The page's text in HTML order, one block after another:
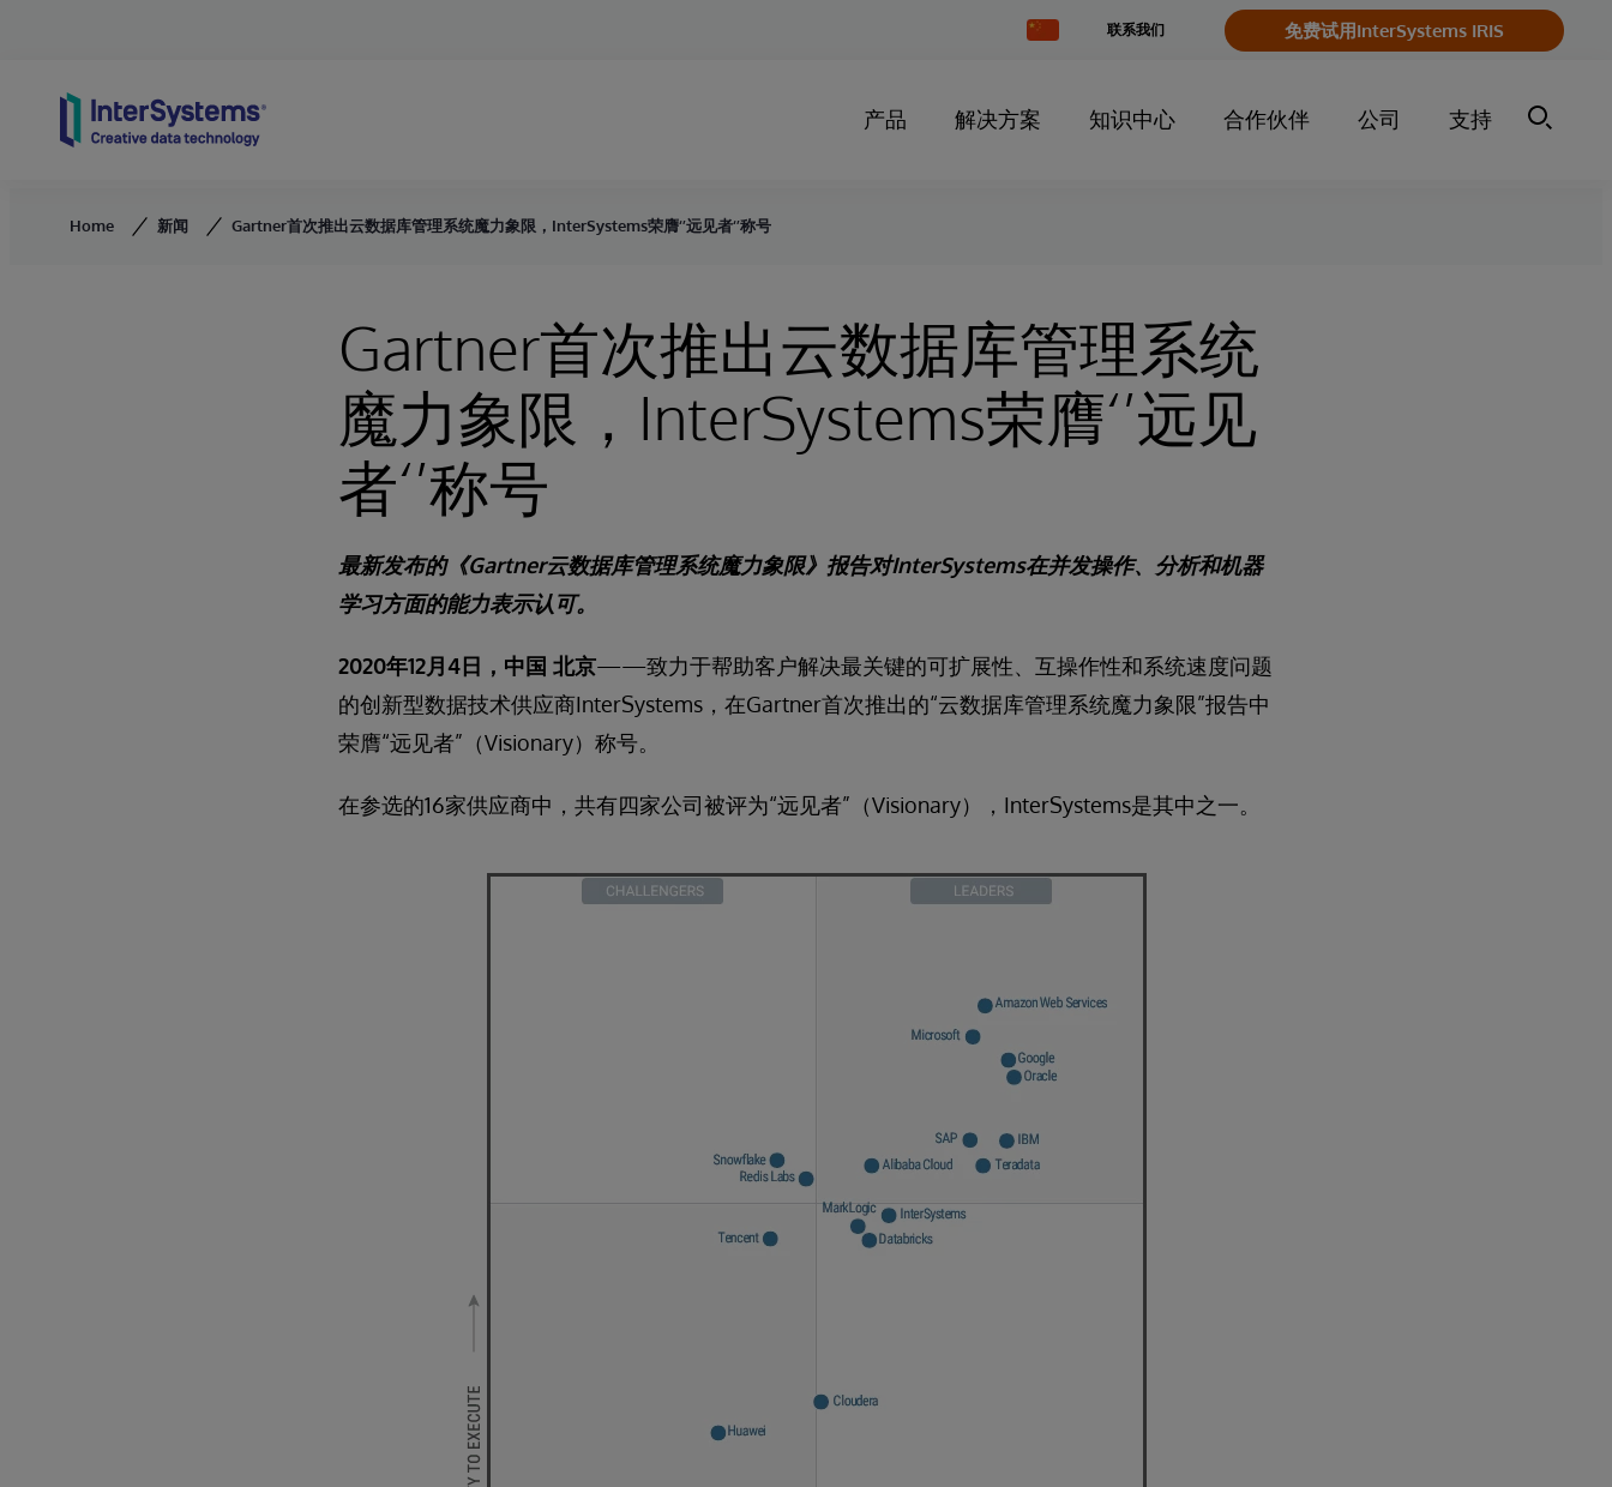
Change
Country
联系我们 免费试用InterSystems IRIS
产品 解决方案 知识中心 合作伙伴 公司 支持
Home 新闻 Gartner首次推出云数据库管理系统魔力象限，InterSystems荣膺‘’远见者‘’称号
Gartner首次推出云数据库管理系统
魔力象限，InterSystems荣膺‘’远见
者‘’称号
最新发布的《Gartner云数据库管理系统魔力象限》报告对InterSystems在并发操作、分析和机器
学习方面的能力表示认可。
2020年12月4日，中国 北京——致力于帮助客户解决最关键的可扩展性、互操作性和系统速度问题
的创新型数据技术供应商InterSystems，在Gartner首次推出的“云数据库管理系统魔力象限”报告中
荣膺“远见者”（Visionary）称号。
在参选的16家供应商中，共有四家公司被评为“远见者”（Visionary），InterSystems是其中之一。